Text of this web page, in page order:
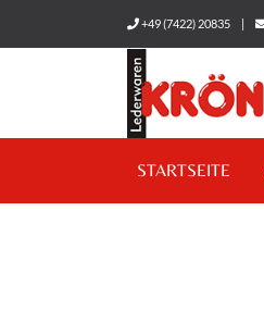
+49 (7422) 20835 |
STARTSEITE